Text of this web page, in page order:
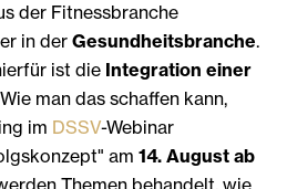
der Fitnessbranche
in derGesundheitsbranche.
ist die Integration einer
man das schaffen kann,
im DSSV-Webinar
am 14. August ab